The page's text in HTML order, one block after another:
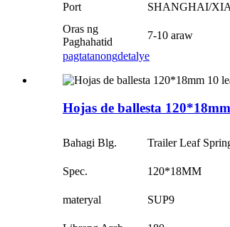
Port SHANGHAI/
Oras ng
Paghahatid
7-10 araw
pagtatanongdetalye
Hojas de ballesta
Bahagi Blg. Trailer Leaf
Spec. 120*18MM
materyal SUP9